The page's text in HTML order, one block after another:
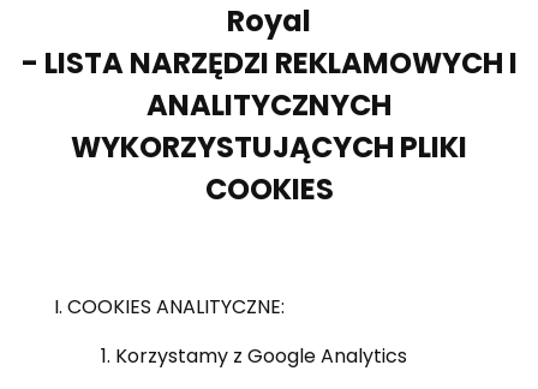
Royal
- LISTA NARZĘDZI REKLAMOWYCH I
ANALITYCZNYCH
WYKORZYSTUJĄCYCH PLIKI
COOKIES
COOKIES ANALITYCZNE:
Korzystamy z Google Analytics